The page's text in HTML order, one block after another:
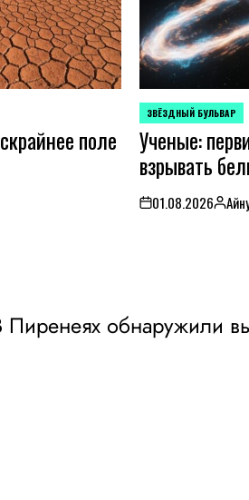
поле
POSTED
IN
ЗВЁЗДНЫЙ БУЛЬВАР
Ученые:
взрывать
on01.08.2026
Пиренеях обнаружили